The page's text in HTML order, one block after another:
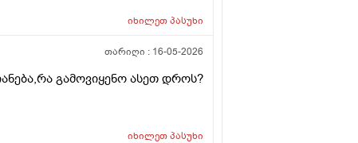
იხილეთპასუხი
თარიღი : 16-05-2026
გამოვიყენო ასეთ დროს?
იხილეთპასუხი